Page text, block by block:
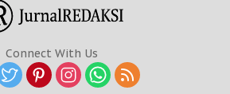
Connect With Us